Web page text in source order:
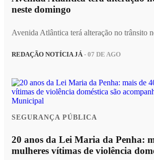
neste domingo
Avenida Atlântica terá alteração no trânsito
REDAÇÃO NOTÍCIA JÁ- 07 DE AGO
SEGURANÇA PÚBLICA
20 anos da Lei Maria da Penha:
mulheres vítimas de violência